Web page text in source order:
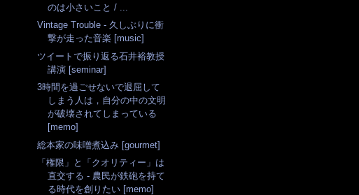
のは小さいこと / ...
Vintage Trouble - 久しぶりに衝
撃が走った音楽 [music]
ツイートで振り返る石井裕教授
講演 [seminar]
3時間を過ごせないで退屈して
しまう人は，自分の中の文明
が破壊されてしまっている
[memo]
総本家の味噌煮込み [gourmet]
「権限」と「クオリティー」は
直交する - 農民が鉄砲を持て
る時代を創りたい [memo]